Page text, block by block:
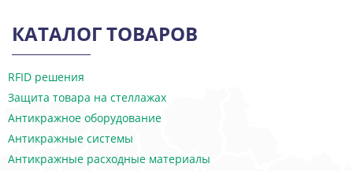
КАТАЛОГ ТОВАРОВ
RFID решения
Защита товара на стеллажах
Антикражное оборудование
Антикражные системы
Антикражные расходные материалы